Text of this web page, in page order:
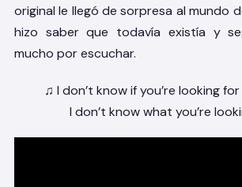
original le llegó de sorpresa al mundo
hizo saber que todavía existía y
mucho por escuchar.
♫ I don’t know if you’re looking
I don’t know what you’re